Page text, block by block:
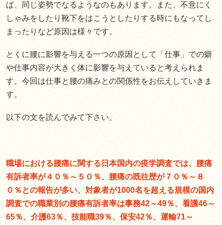
ば、同じ姿勢でなるようなのもあります。また、不意にく
しゃみをしたり靴下をはこうとしたりする時にもなってし
まったりなど原因は様々です。
とくに腰に影響を与える一つの原因として「仕事」での癖
や仕事内容が大きく体に影響を与えていると考えられま
す。今回は仕事と腰の痛みとの関係性をお伝えしていきま
す。
以下の文を読んでみて下さい。
職場における腰痛に関する日本国内の疫学調査では、腰痛
有訴者率が４０％～５０％、腰痛の既往歴が７０％～８
０％との報告が多い、対象者が1000名を超える規模の国内
調査での職業別の腰痛有訴者率は事務42～49％、看護46～
65％、介護63％、技能職39％、保安42％、運輸71～